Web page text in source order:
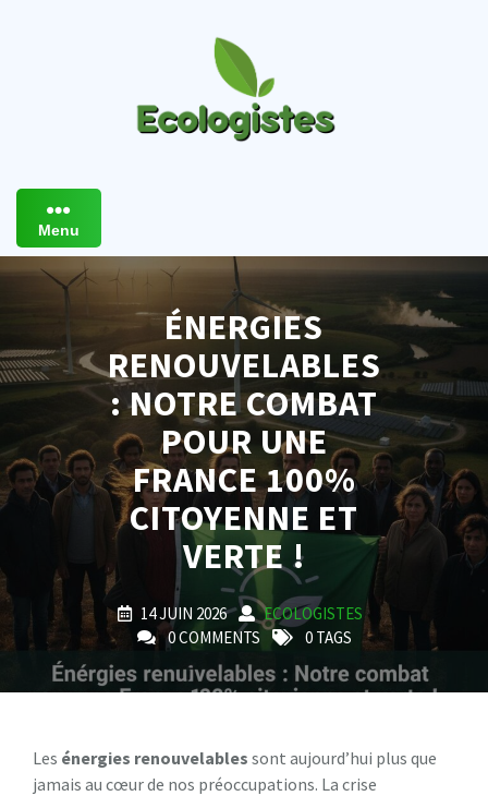
Menu
ÉNERGIES
RENOUVELABLES
: NOTRE COMBAT
POUR UNE
FRANCE 100%
CITOYENNE ET
VERTE !
14 JUIN 2026
ECOLOGISTES
0 COMMENTS
0 TAGS
Les énergies renouvelables sont aujourd’hui plus que
jamais au cœur de nos préoccupations. La crise